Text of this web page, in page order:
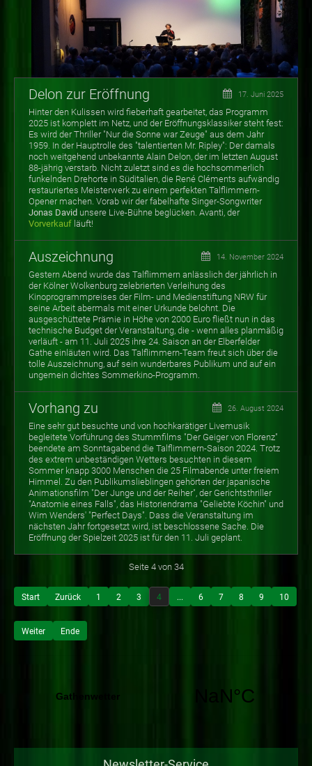
Delon zur Eröffnung 17. Juni 2025
Hinter den Kulissen wird fieberhaft gearbeitet, das Programm
2025 ist komplett im Netz, und der Eröffnungsklassiker steht fest:
Es wird der Thriller "Nur die Sonne war Zeuge" aus dem Jahr
1959. In der Hauptrolle des "talentierten Mr. Ripley": Der damals
noch weitgehend unbekannte Alain Delon, der im letzten August
88-jährig verstarb. Nicht zuletzt sind es die hochsommerlich
funkelnden Drehorte in Süditalien, die René Cléments aufwändig
restauriertes Meisterwerk zu einem perfekten Talflimmern-
Opener machen. Vorab wir der fabelhafte Singer-Songwriter
Jonas David unsere Live-Bühne beglücken. Avanti, der
Vorverkauf läuft!
Auszeichnung 14. November 2024
Gestern Abend wurde das Talflimmern anlässlich der jährlich in
der Kölner Wolkenburg zelebrierten Verleihung des
Kinoprogrammpreises der Film- und Medienstiftung NRW für
seine Arbeit abermals mit einer Urkunde belohnt. Die
ausgeschüttete Prämie in Höhe von 2000 Euro fließt nun in das
technische Budget der Veranstaltung, die - wenn alles planmäßig
verläuft - am 11. Juli 2025 ihre 24. Saison an der Elberfelder
Gathe einläuten wird. Das Talflimmern-Team freut sich über die
tolle Auszeichnung, auf sein wunderbares Publikum und auf ein
ungemein dichtes Sommerkino-Programm.
Vorhang zu 26. August 2024
Eine sehr gut besuchte und von hochkarätiger Livemusik
begleitete Vorführung des Stummfilms "Der Geiger von Florenz"
beendete am Sonntagabend die Talflimmern-Saison 2024. Trotz
des extrem unbeständigen Wetters besuchten in diesem
Sommer knapp 3000 Menschen die 25 Filmabende unter freiem
Himmel. Zu den Publikumslieblingen gehörten der japanische
Animationsfilm "Der Junge und der Reiher", der Gerichtsthriller
"Anatomie eines Falls", das Historiendrama "Geliebte Köchin" und
Wim Wenders' "Perfect Days". Dass die Veranstaltung im
nächsten Jahr fortgesetzt wird, ist beschlossene Sache. Die
Eröffnung der Spielzeit 2025 ist für den 11. Juli geplant.
Seite 4 von 34
Start Zurück 1 2 3 4 ... 6 7 8 9 10
Weiter Ende